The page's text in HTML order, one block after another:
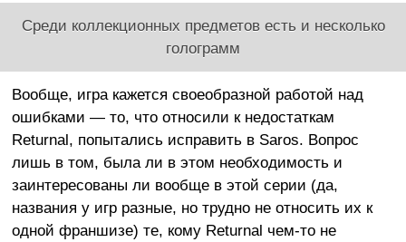
Среди коллекционных предметов есть и несколько
голограмм
Вообще, игра кажется своеобразной работой над
ошибками — то, что относили к недостаткам
Returnal, попытались исправить в Saros. Вопрос
лишь в том, была ли в этом необходимость и
заинтересованы ли вообще в этой серии (да,
названия у игр разные, но трудно не относить их к
одной франшизе) те, кому Returnal чем-то не